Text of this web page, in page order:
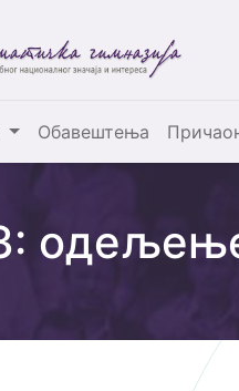
Обавештења